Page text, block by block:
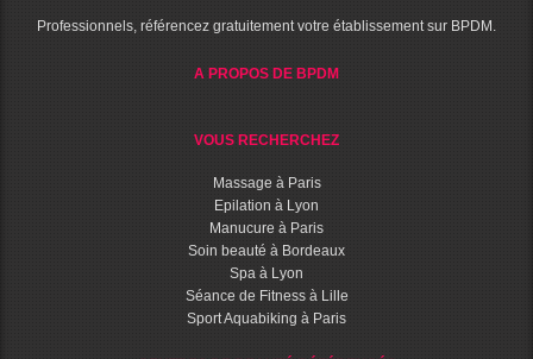
Professionnels, référencez gratuitement votre établissement sur BPDM.
A PROPOS DE BPDM
VOUS RECHERCHEZ
Massage à Paris
Epilation à Lyon
Manucure à Paris
Soin beauté à Bordeaux
Spa à Lyon
Séance de Fitness à Lille
Sport Aquabiking à Paris